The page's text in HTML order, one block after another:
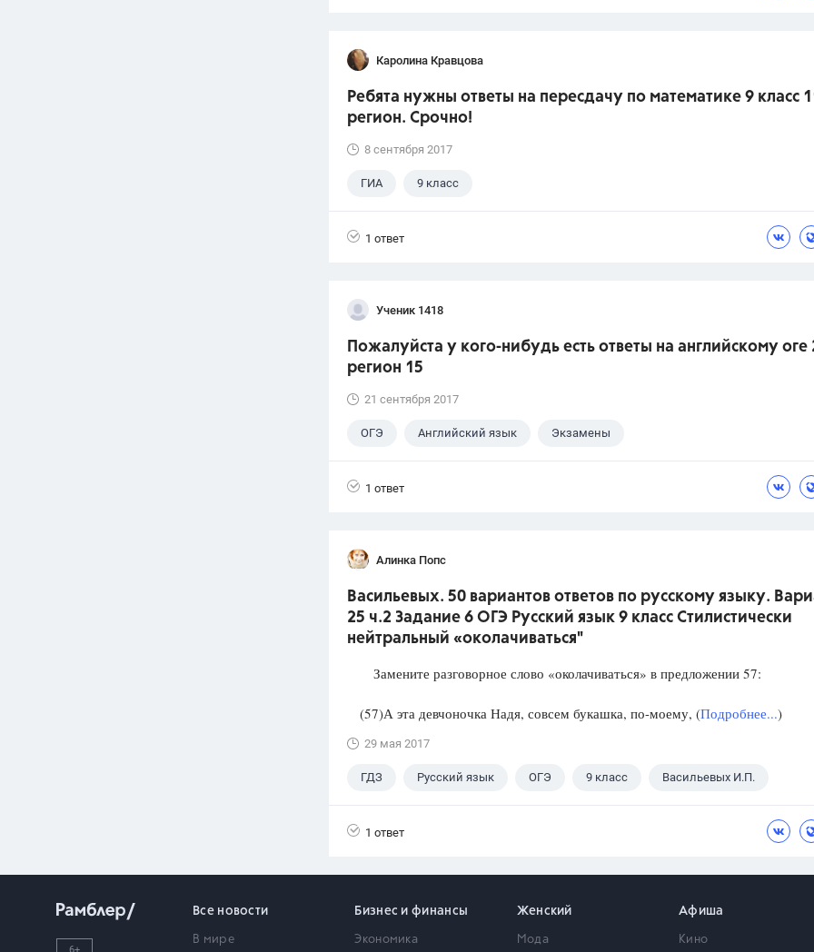
Каролина Кравцова
Ребята нужны ответы на пересдачу по математике 9 класс
регион. Срочно!
8 сентября 2017
ГИА 9 класс
1 ответ
Ученик 1418
Пожалуйста у кого-нибудь есть ответы на английскому оге
регион 15
21 сентября 2017
ОГЭ Английский язык Экзамены
1 ответ
Алинка Попс
Васильевых. 50 вариантов ответов по русскому языку.
25 ч.2 Задание 6 ОГЭ Русский язык 9 класс Стилистически
нейтральный «околачиваться"
Замените разговорное слово «околачиваться» в предложении 57:
(57)А эта девчоночка Надя, совсем букашка, по-моему, (Подробнее...)
29 мая 2017
ГДЗ Русский язык ОГЭ 9 класс Васильевых И.П.
1 ответ
Все новости
В мире
Бизнес и финансы
Экономика
Женский
Мода
Афиша
Кино